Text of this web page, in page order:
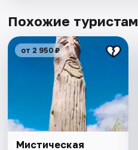
Похожие туристам
от 2 950 ₽
Мистическая